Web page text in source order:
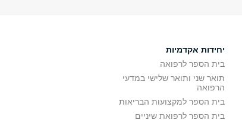
יחידות אקדמיות
בית הספר לרפואה
תואר שני ותואר שלישי במדעי
הרפואה
בית הספר למקצועות הבריאות
בית הספר לרפואת שיניים